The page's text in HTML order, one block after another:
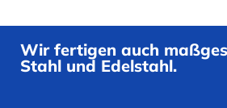
Wir fertigen auch
Stahl und Edelstahl.